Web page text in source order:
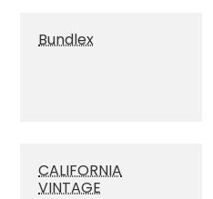
Bundlex
CALIFORNIA
VINTAGE